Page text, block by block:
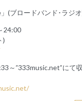
」(ブロードバンド･ラジ
24:00
)
～”333music.net”にて